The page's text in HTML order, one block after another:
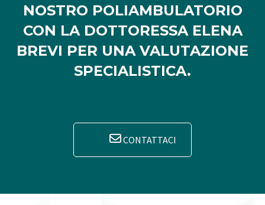
NOSTRO POLIAMBULATORIO
CON LA DOTTORESSA ELENA
BREVI PER UNA VALUTAZIONE
SPECIALISTICA.
CONTATTACI